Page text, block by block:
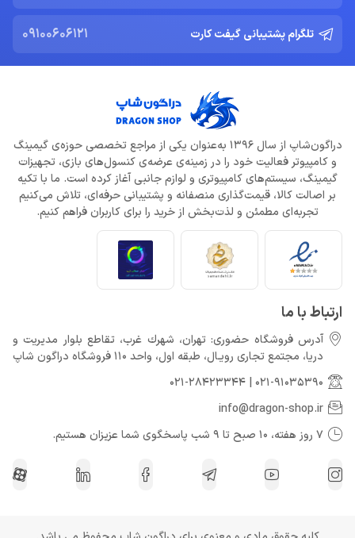
تلگرام پشتیبانی گیفت کارت 09100606121
دراگون‌شاپ از سال ۱۳۹۶ به‌عنوان یکی از مراجع تخصصی حوزه‌ی گیمینگ
و کامپیوتر فعالیت خود را در زمینه‌ی عرضه‌ی کنسول‌های بازی، تجهیزات
گیمینگ، سیستم‌های کامپیوتری و لوازم جانبی آغاز کرده است. ما با تکیه
بر اصالت کالا، قیمت‌گذاری منصفانه و پشتیبانی حرفه‌ای، تلاش می‌کنیم
تجربه‌ای مطمئن و لذت‌بخش از خرید را برای کاربران فراهم کنیم.
ارتباط با ما
آدرس فروشگاه حضوری: تهران، شهرك غرب، تقاطع بلوار مدیریت و
دريا، مجتمع تجارى رويـال، طبقه اول، واحد ۱۱۰ فروشگاه دراگون شاپ
021-91035390
021-28423344
info@dragon-shop.ir
۷ روز هفته، 10 صبح تا 9 شب پاسخگوی شما عزیزان هستیم.